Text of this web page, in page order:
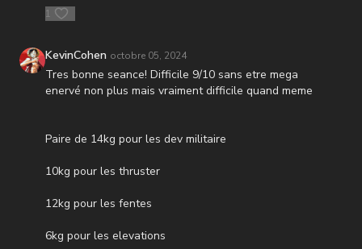
1
KevinCohen octobre 05, 2024
Tres bonne seance! Difficile 9/10 sans etre mega
enervé non plus mais vraiment difficile quand meme
Paire de 14kg pour les dev militaire
10kg pour les thruster
12kg pour les fentes
6kg pour les elevations